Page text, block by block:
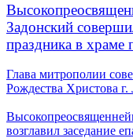
Задонский
праздника в
Глава митрополии
Рождества Христова
возглавил заседание